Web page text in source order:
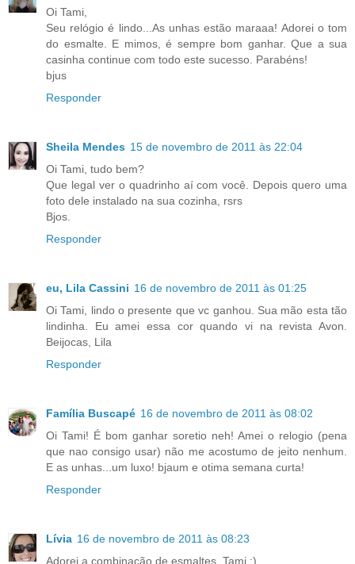
Oi Tami,
Seu relógio é lindo...As unhas estão maraaa! Adorei o tom
do esmalte. E mimos, é sempre bom ganhar. Que a sua
casinha continue com todo este sucesso. Parabéns!
bjus
Responder
Sheila Mendes 15 de novembro de 2011 às 22:04
Oi Tami, tudo bem?
Que legal ver o quadrinho aí com você. Depois quero uma
foto dele instalado na sua cozinha, rsrs
Bjos.
Responder
eu, Lila Cassini 16 de novembro de 2011 às 01:25
Oi Tami, lindo o presente que vc ganhou. Sua mão esta tão
lindinha. Eu amei essa cor quando vi na revista Avon.
Beijocas, Lila
Responder
Família Buscapé 16 de novembro de 2011 às 08:02
Oi Tami! É bom ganhar soretio neh! Amei o relogio (pena
que nao consigo usar) não me acostumo de jeito nenhum.
E as unhas...um luxo! bjaum e otima semana curta!
Responder
Lívia 16 de novembro de 2011 às 08:23
Adorei a combinação de esmaltes, Tami :)